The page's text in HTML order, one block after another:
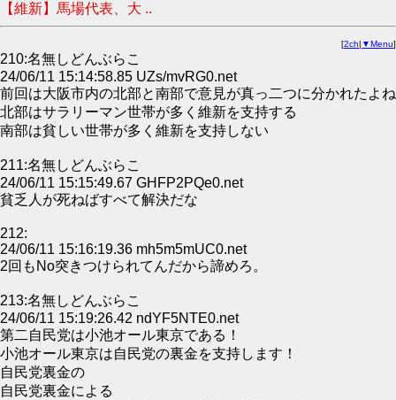
【維新】馬場代表、大 ..
[2ch| ▼Menu]
210:名無しどんぶらこ
24/06/11 15:14:58.85 UZs/mvRG0.net
前回は大阪市内の北部と南部で意見が真っ二つに分かれたよね
北部はサラリーマン世帯が多く維新を支持する
南部は貧しい世帯が多く維新を支持しない
211:名無しどんぶらこ
24/06/11 15:15:49.67 GHFP2PQe0.net
貧乏人が死ねばすべて解決だな
212:
24/06/11 15:16:19.36 mh5m5mUC0.net
2回もNo突きつけられてんだから諦めろ。
213:名無しどんぶらこ
24/06/11 15:19:26.42 ndYF5NTE0.net
第二自民党は小池オール東京である！
小池オール東京は自民党の裏金を支持します！
自民党裏金の
自民党裏金による